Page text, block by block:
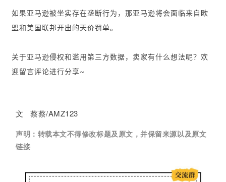
推
广
运
营
分
享
如果亚马逊被坐实存在垄断行为，那亚马逊将会面临来自欧
盟和美国联邦开出的天价罚单。
关于亚马逊侵权和滥用第三方数据，卖家有什么想法呢？欢
迎留言评论进行分享~
文 蔡蔡/AMZ123
声明： 转载本文不得修改标题及原文，并保留来源以及原文
链接